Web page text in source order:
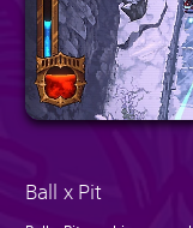
Ball x Pit